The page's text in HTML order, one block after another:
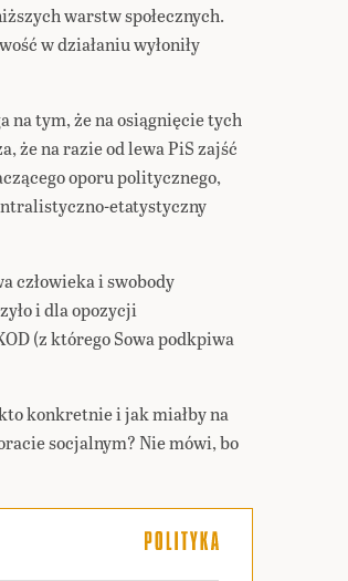
warstw społecznych.
w działaniu wyłoniły
na tym, że na osiągnięcie tych
że na razie od lewa PiS zajść
oporu politycznego,
etatystyczny
człowieka i swobody
i dla opozycji
(z którego Sowa podkpiwa
konkretnie i jak miałby na
socjalnym? Nie mówi, bo